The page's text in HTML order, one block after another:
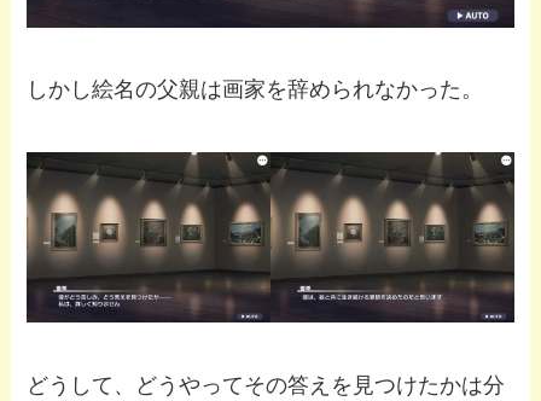
しかし絵名の父親は画家を辞められなかった。
どうして、どうやってその答えを見つけたかは分